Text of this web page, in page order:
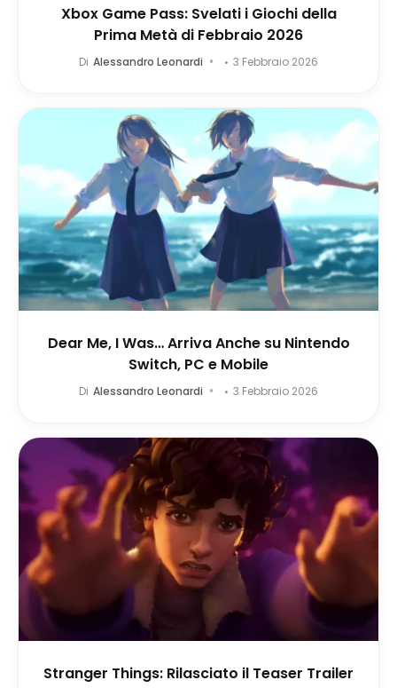
Xbox Game Pass: Svelati i Giochi della
Prima Metà di Febbraio 2026
Di Alessandro Leonardi 3 Febbraio 2026
Dear Me, I Was… Arriva Anche su Nintendo
Switch, PC e Mobile
Di Alessandro Leonardi 3 Febbraio 2026
Stranger Things: Rilasciato il Teaser Trailer